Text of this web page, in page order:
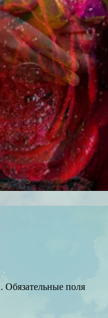
Обязательные поля